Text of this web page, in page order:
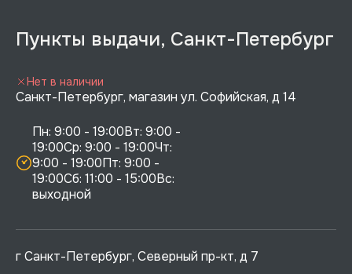
Пункты выдачи, Санкт-Петербург
Санкт-Петербург, магазин ул. Софийская, д 14
Пн: 9:00 - 19:00Вт: 9:00 -
19:00Ср: 9:00 - 19:00Чт:
9:00 - 19:00Пт: 9:00 -
19:00Сб: 11:00 - 15:00Вс:
выходной
Нет в наличии
г Санкт-Петербург, Северный пр-кт, д 7